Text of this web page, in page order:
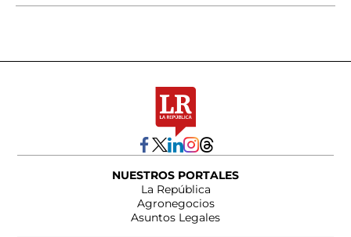
NUESTROS PORTALES
La República
Agronegocios
Asuntos Legales